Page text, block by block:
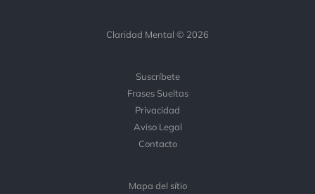
Claridad Mental © 2026
Suscríbete
Frases Sueltas
Privacidad
Aviso Legal
Contacto
Mapa del sítio